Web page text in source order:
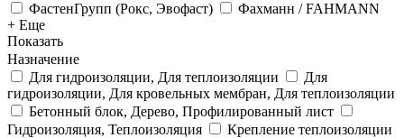
ФастенГрупп (Рокс, Эвофаст)
Фахманн / FAHMANN
+ Еще
Показать
Назначение
Для гидроизоляции, Для теплоизоляции
Для
гидроизоляции, Для кровельных мембран, Для теплоизоляции
Бетонный блок, Дерево, Профилированный лист
Гидроизоляция, Теплоизоляция
Крепление теплоизоляции